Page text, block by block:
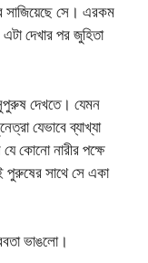
সাজিয়েছে সে। এরকম
দেখার পর জুহিতা
দেখতে। যেমন
যেভাবে ব্যাখ্যা
কোনো নারীর পক্ষে
পুরুষের সাথে সে একা
ভাঙলো।